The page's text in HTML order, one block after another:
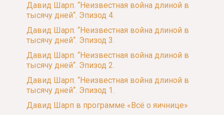
Давид Шарп. “Неизвестная война длиной в
тысячу дней“. Эпизод 4.
Давид Шарп. “Неизвестная война длиной в
тысячу дней“. Эпизод 3.
Давид Шарп. “Неизвестная война длиной в
тысячу дней“. Эпизод 2.
Давид Шарп. “Неизвестная война длиной в
тысячу дней“. Эпизод 1.
Давид Шарп в программе «Всё о яичнице»